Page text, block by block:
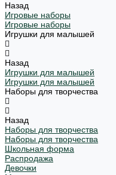
Назад
Игровые наборы
Игровые наборы
Игрушки для малышей
Назад
Игрушки для малышей
Игрушки для малышей
Наборы для творчества
Назад
Наборы для творчества
Наборы для творчества
Школьная форма
Распродажа
Девочки